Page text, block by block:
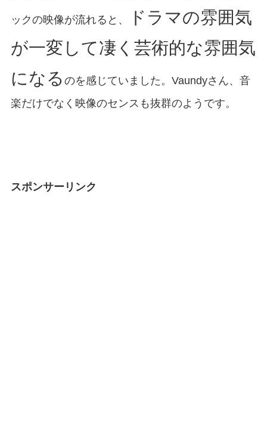
ックの映像が流れると、
ドラマの雰囲気
が一変して凄く芸術的な雰囲気
になる のを感じていました。Vaundyさん、音
楽だけでなく映像のセンスも抜群のようです。
スポンサーリンク